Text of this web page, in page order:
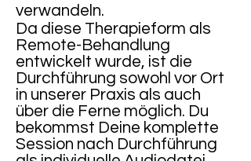
verwandeln.
Da diese Therapieform als
Remote-Behandlung
entwickelt wurde, ist die
Durchführung sowohl vor Ort
in unserer Praxis als auch
über die Ferne möglich. Du
bekommst Deine komplette
Session nach Durchführung